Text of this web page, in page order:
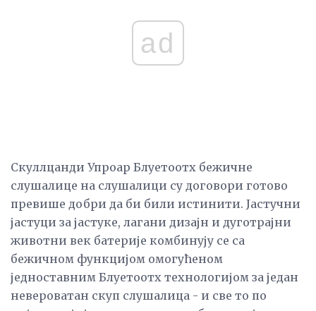
ad
Скуллцанди Упроар Блуетоотх бежичне
слушалице на слушалици су договори готово
превише добри да би били истинити. Јастучни
јастуци за јастуке, лагани дизајн и дуготрајни
животни век батерије комбинују се са
бежичном функцијом омогућеном
једноставним Блуетоотх технологијом за један
невероватан скуп слушалица - и све то по